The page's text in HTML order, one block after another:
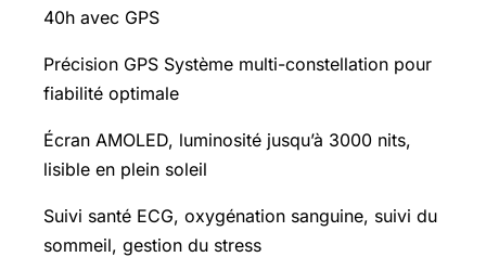
40h avec GPS
Précision GPS Système multi-constellation pour
fiabilité optimale
Écran AMOLED, luminosité jusqu’à 3000 nits,
lisible en plein soleil
Suivi santé ECG, oxygénation sanguine, suivi du
sommeil, gestion du stress